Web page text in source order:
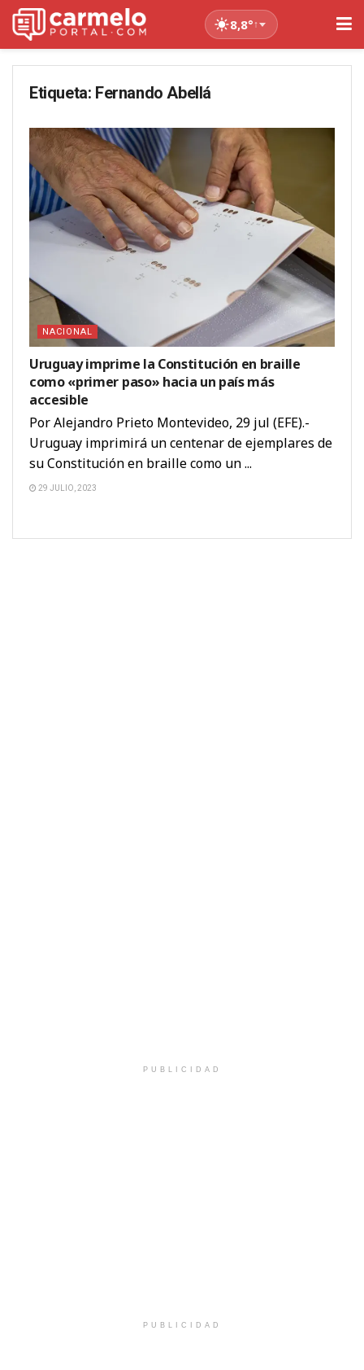
8,8°↑
Etiqueta: Fernando Abellá
NACIONAL
Uruguay imprime la Constitución en braille
como «primer paso» hacia un país más
accesible
Por Alejandro Prieto Montevideo, 29 jul (EFE).-
Uruguay imprimirá un centenar de ejemplares de
su Constitución en braille como un ...
29 JULIO, 2023
PUBLICIDAD
PUBLICIDAD